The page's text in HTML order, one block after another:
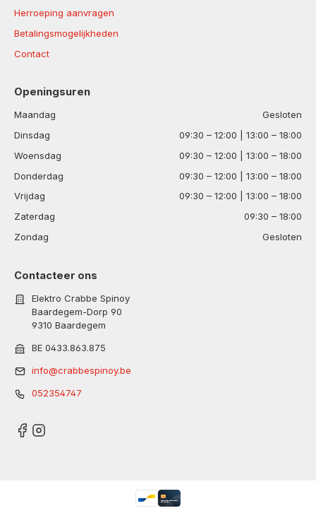
Herroeping aanvragen
Betalingsmogelijkheden
Contact
Openingsuren
Maandag
Gesloten
Dinsdag
09:30 – 12:00 | 13:00 – 18:00
Woensdag
09:30 – 12:00 | 13:00 – 18:00
Donderdag
09:30 – 12:00 | 13:00 – 18:00
Vrijdag
09:30 – 12:00 | 13:00 – 18:00
Zaterdag
09:30 – 18:00
Zondag
Gesloten
Contacteer ons
Elektro Crabbe Spinoy
Baardegem-Dorp 90
9310 Baardegem
BE 0433.863.875
info@crabbespinoy.be
052354747